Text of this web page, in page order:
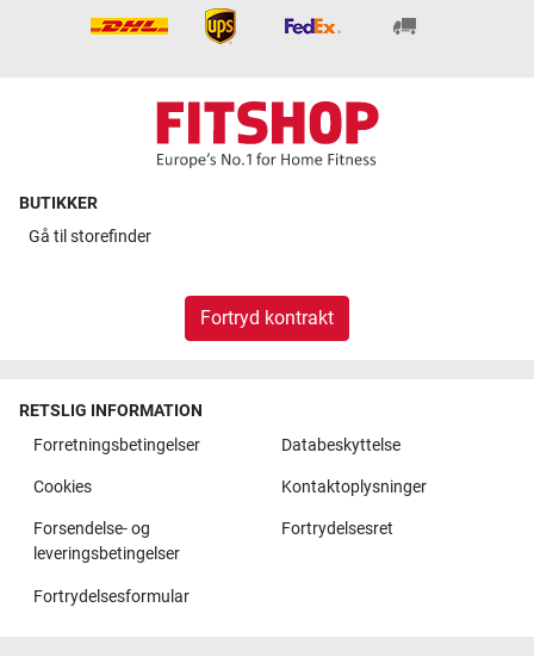
BUTIKKER
Gå til storefinder
Fortryd kontrakt
RETSLIG INFORMATION
Forretningsbetingelser
Databeskyttelse
Cookies Kontaktoplysninger
Forsendelse- og
leveringsbetingelser
Fortrydelsesret
Fortrydelsesformular